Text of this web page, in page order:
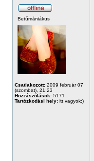
Betűmániákus
Csatlakozott: 2009 február 07
(szombat), 21:23
Hozzászólások: 5171
Tartózkodási hely: itt vagyok:)